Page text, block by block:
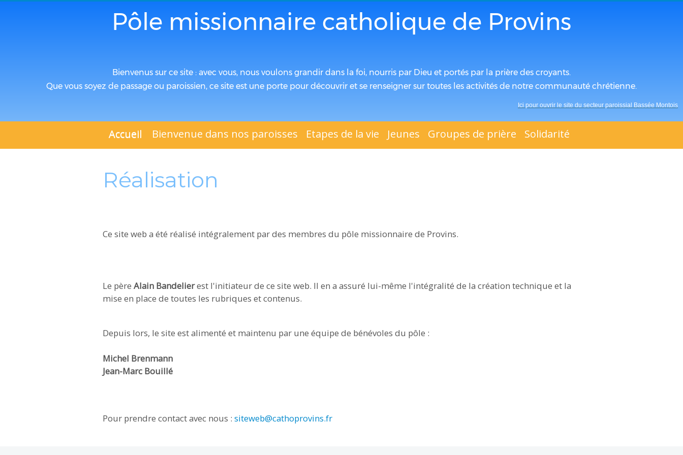
Pôle missionnaire catholique de Provins
Bienvenus sur ce site : avec vous, nous voulons grandir dans la foi, nourris par Dieu et portés par la prière des croyants.
Que vous soyez de passage ou paroissien, ce site est une porte pour découvrir et se renseigner sur toutes les activités de notre communauté chrétienne.
Ici pour ouvrir le site du secteur paroissial Bassée Montois
Accueil Bienvenue dans nos paroisses Etapes de la vie Jeunes Groupes de prière Solidarité
Réalisation
Ce site web a été réalisé intégralement par des membres du pôle missionnaire de Provins.
Le père Alain Bandelierest l'initiateur de ce site web. Il en a assuré lui-même l'intégralité de la création technique et la
mise en place de toutes les rubriques et contenus.
Depuis lors, le site est alimenté et maintenu par une équipe de bénévoles du pôle :
Michel Brenmann
​​​​​​​Jean-Marc Bouillé
Pour prendre contact avec nous : siteweb@cathoprovins.fr